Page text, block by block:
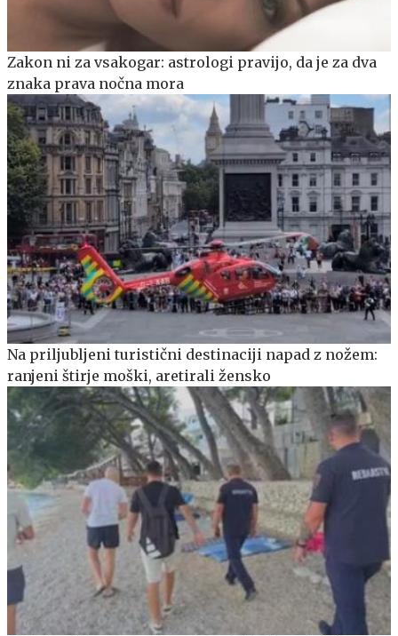
Zakon ni za vsakogar: astrologi pravijo, da je za dva
znaka prava nočna mora
Na priljubljeni turistični destinaciji napad z nožem:
ranjeni štirje moški, aretirali žensko